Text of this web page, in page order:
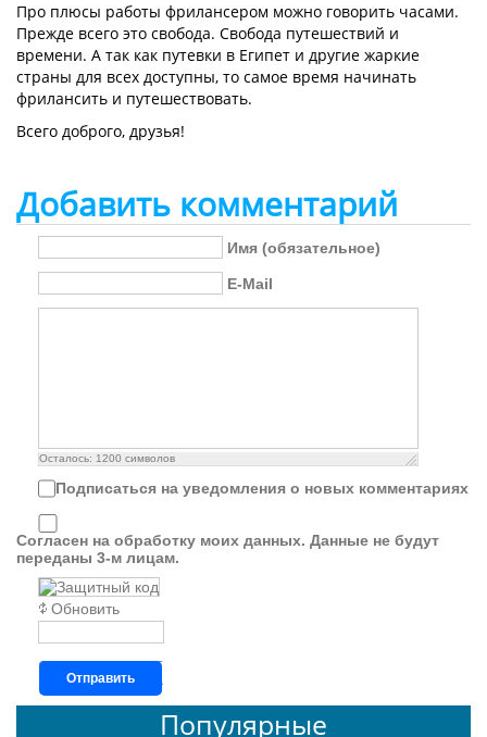
Про плюсы работы фрилансером можно говорить часами.
Прежде всего это свобода. Свобода путешествий и
времени. А так как путевки в Египет и другие жаркие
страны для всех доступны, то самое время начинать
фрилансить и путешествовать.
Всего доброго, друзья!
Добавить комментарий
Имя (обязательное)
E-Mail
Осталось: 1200 символов
Подписаться на уведомления о новых комментариях
Согласен на обработку моих данных. Данные не будут
переданы 3-м лицам.
Обновить
Отправить
Популярные